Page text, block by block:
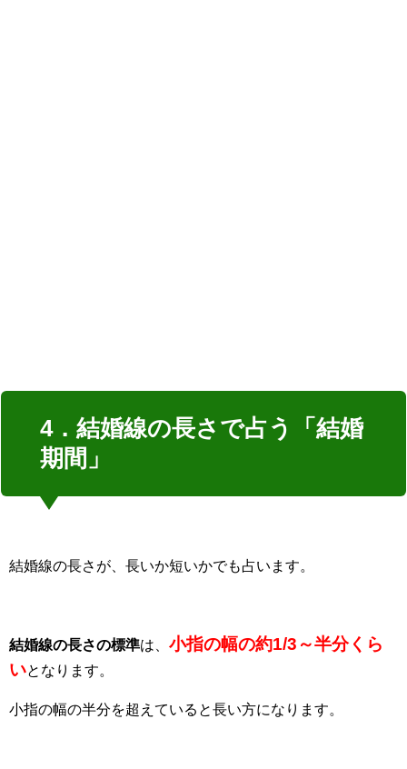
4．結婚線の長さで占う「結婚
期間」
結婚線の長さが、長いか短いかでも占います。
結婚線の長さの標準は、 小指の幅の約1/3～半分くら
いとなります。
小指の幅の半分を超えていると長い方になります。